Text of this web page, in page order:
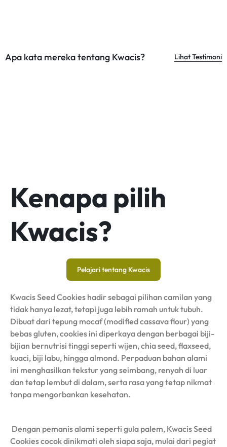
Apa kata mereka tentang Kwacis? Lihat Testimoni
Kenapa pilih
Kwacis?
Pelajari tentang Kwacis
Kwacis Seed Cookies hadir sebagai pilihan camilan yang
tidak hanya lezat, tetapi juga lebih ramah untuk tubuh.
Dibuat dari tepung mocaf (modified cassava flour) yang
bebas gluten, cookies ini diperkaya dengan berbagai biji-
bijian bernutrisi tinggi seperti wijen, chia seed, flaxseed,
kuaci, biji labu, hingga almond. Perpaduan bahan alami
ini menghasilkan tekstur yang seimbang, renyah di luar
dan tetap lembut di dalam, serta rasa yang tetap nikmat
tanpa mengorbankan kesehatan.
Dengan pemanis alami seperti gula palem, Kwacis Seed
Cookies cocok dinikmati oleh siapa saja, mulai dari pegiat